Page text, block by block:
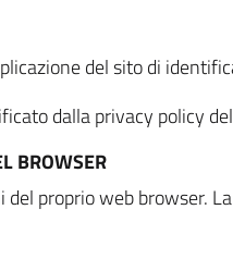
del sito di
dalla privacy policy
BROWSER
proprio web browser.